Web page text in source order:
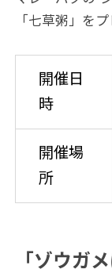
「七草粥」を
開催日
時
開催場
所
「ゾウガ